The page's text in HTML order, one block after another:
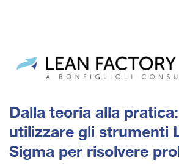
Dalla teoria alla
utilizzare gli strumenti
Sigma per risolvere